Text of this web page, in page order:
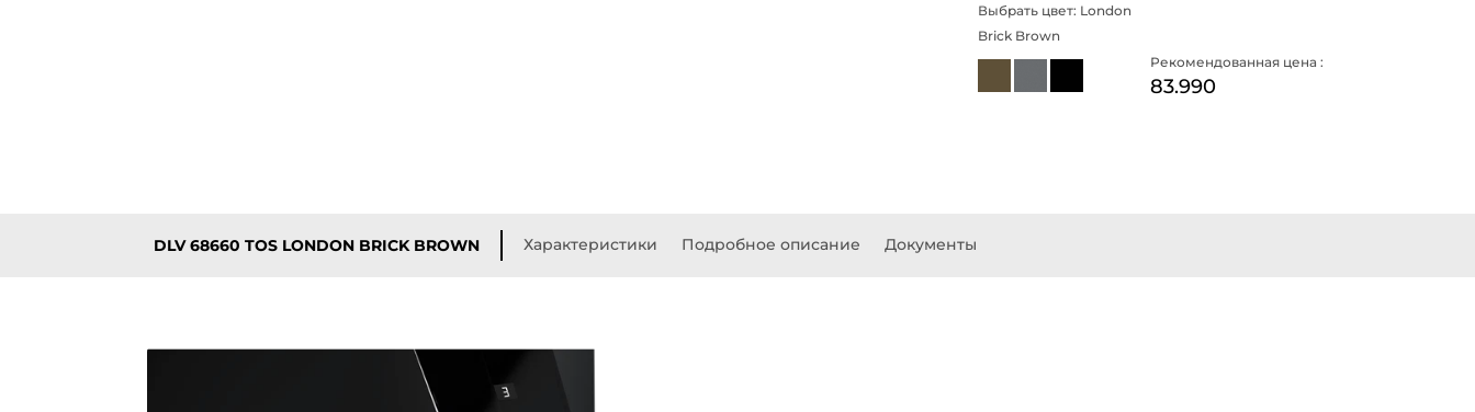
Выбрать цвет: London
Brick Brown
Рекомендованная цена :
83.990
DLV 68660 TOS LONDON BRICK BROWN Характеристики Подробное описание Документы